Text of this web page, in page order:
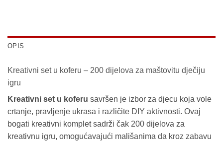
OPIS
Kreativni set u koferu – 200 dijelova za maštovitu dječiju
igru
Kreativni set u koferu savršen je izbor za djecu koja vole
crtanje, pravljenje ukrasa i različite DIY aktivnosti. Ovaj
bogati kreativni komplet sadrži čak 200 dijelova za
kreativnu igru, omogućavajući mališanima da kroz zabavu